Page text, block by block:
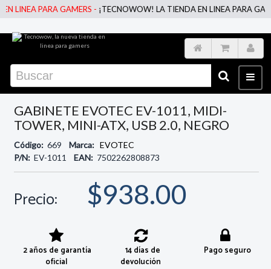
PARA GAMERS -¡TECNOWOW! LA TIENDA EN LINEA PARA
GABINETE EVOTEC EV-1011, MIDI-
TOWER, MINI-ATX, USB 2.0, NEGRO
Código: 669 Marca: EVOTEC
P/N: EV-1011 EAN: 7502262808873
Precio: $938.00
2 años de garantía
oficial
14 días de
devolución
Pago seguro